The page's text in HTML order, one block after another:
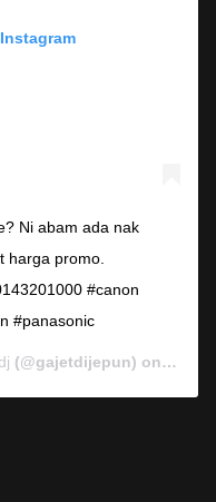
Ni abam ada nak
harga promo.
#canon
#panasonic
(@gajetdijepun) on Jan 7,